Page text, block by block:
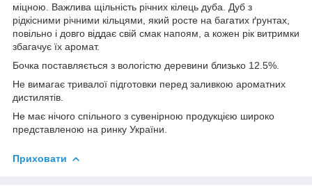
міцною. Важлива щільність річних кілець дуба. Дуб з
рідкісними річними кільцями, який росте на багатих ґрунтах,
повільно і довго віддає свій смак напоям, а кожен рік витримки
збагачує їх аромат.
Бочка поставляється з вологістю деревини близько 12.5%.
Не вимагає тривалої підготовки перед заливкою ароматних
дистилятів.
Не має нічого спільного з сувенірною продукцією широко
представленою на ринку України.
Приховати